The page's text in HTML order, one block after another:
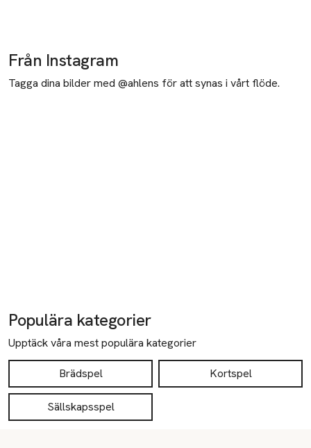
Från Instagram
Tagga dina bilder med @ahlens för att synas i vårt flöde.
Populära kategorier
Upptäck våra mest populära kategorier
Brädspel Kortspel
Sällskapsspel